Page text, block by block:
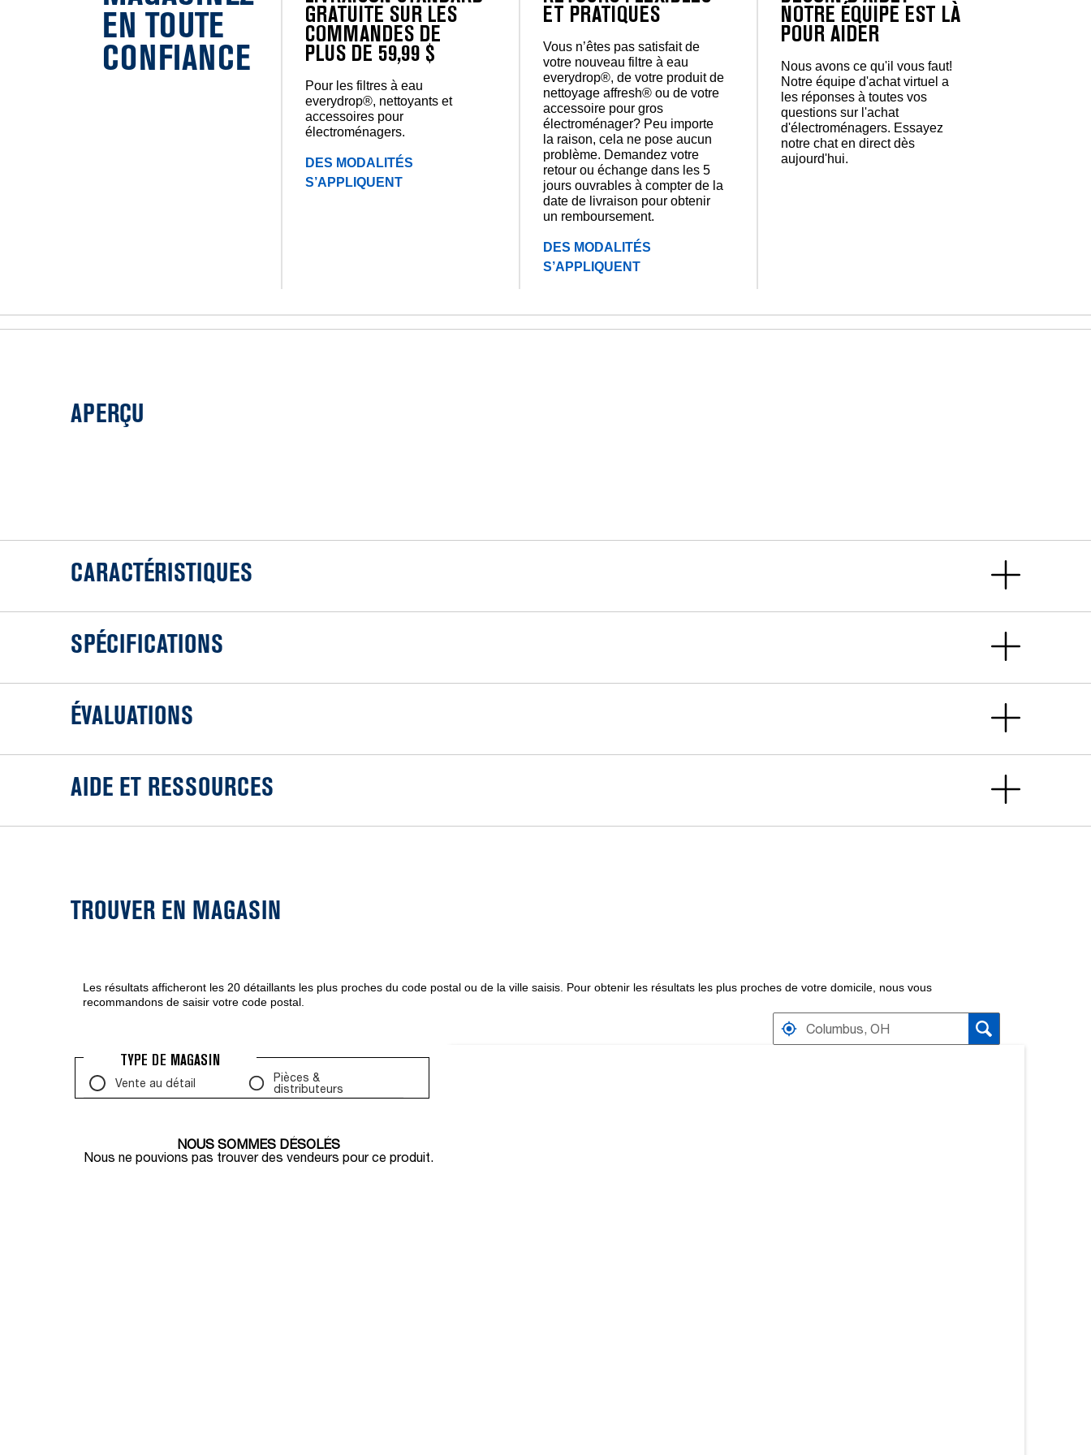
EN TOUTE
CONFIANCE
GRATUITE SUR LES
COMMANDES DE
PLUS DE 59,99 $
Pour les filtres à eau
everydrop®, nettoyants et
accessoires pour
électroménagers.
DES MODALITÉS
S’APPLIQUENT
ET PRATIQUES
Vous n’êtes pas satisfait de
votre nouveau filtre à eau
everydrop®, de votre produit de
nettoyage affresh® ou de votre
accessoire pour gros
électroménager? Peu importe
la raison, cela ne pose aucun
problème. Demandez votre
retour ou échange dans les 5
jours ouvrables à compter de la
date de livraison pour obtenir
un remboursement.
DES MODALITÉS
S’APPLIQUENT
NOTRE ÉQUIPE EST LÀ
POUR AIDER
Nous avons ce qu'il vous faut!
Notre équipe d'achat virtuel a
les réponses à toutes vos
questions sur l'achat
d'électroménagers. Essayez
notre chat en direct dès
aujourd'hui.
APERÇU
CARACTÉRISTIQUES
SPÉCIFICATIONS
ÉVALUATIONS
AIDE ET RESSOURCES
TROUVER EN MAGASIN
Les résultats afficheront les 20 détaillants les plus proches du code postal ou de la ville saisis. Pour obtenir les résultats les plus proches de votre domicile, nous vous
recommandons de saisir votre code postal.
TROUVER PRÈS DE DISTRIBUTEURS
TYPE DE MAGASIN
Vente au détail
Pièces &
distributeurs
NOUS SOMMES DÉSOLÉS
Nous ne pouvions pas trouver des vendeurs pour ce produit.